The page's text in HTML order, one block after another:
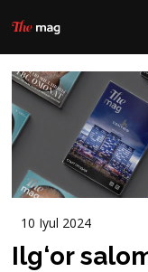
10 Iyul 2024
Ilg‘or